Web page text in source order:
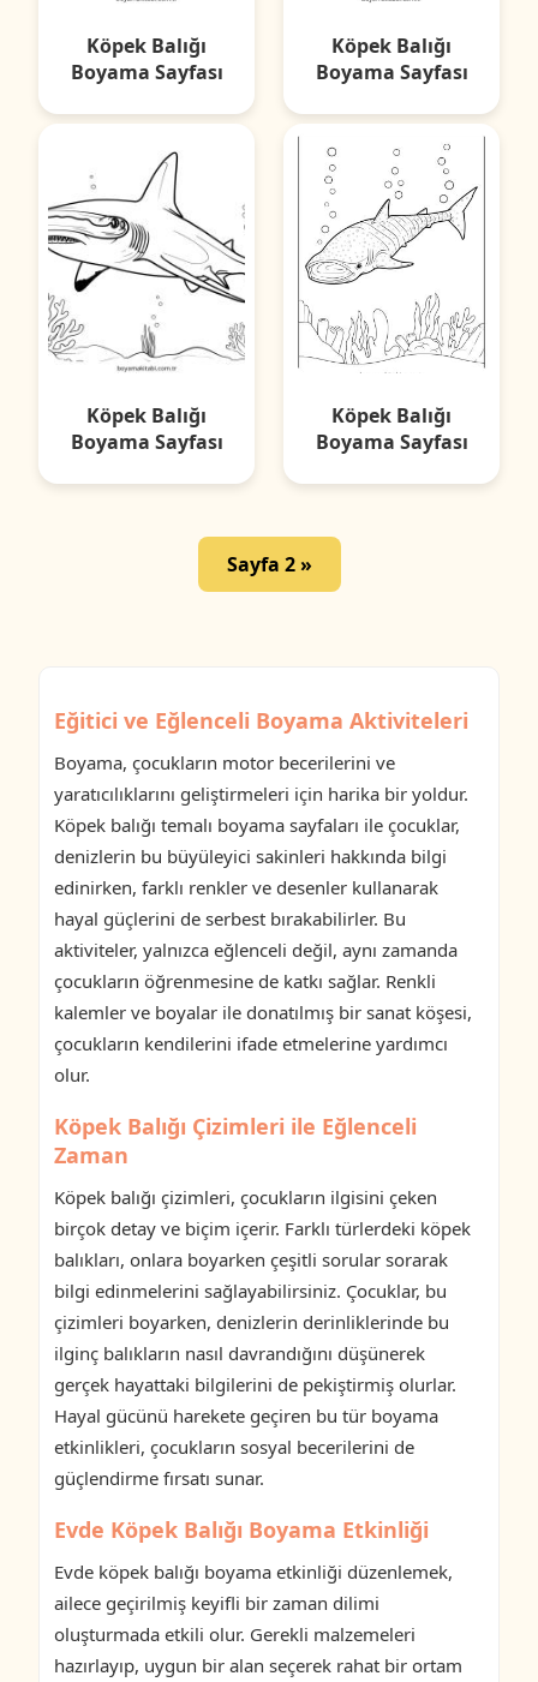
Köpek Balığı
Boyama Sayfası
Köpek Balığı
Boyama Sayfası
Köpek Balığı
Boyama Sayfası
Köpek Balığı
Boyama Sayfası
Sayfa 2 »
Eğitici ve Eğlenceli Boyama Aktiviteleri
Boyama, çocukların motor becerilerini ve
yaratıcılıklarını geliştirmeleri için harika bir yoldur.
Köpek balığı temalı boyama sayfaları ile çocuklar,
denizlerin bu büyüleyici sakinleri hakkında bilgi
edinirken, farklı renkler ve desenler kullanarak
hayal güçlerini de serbest bırakabilirler. Bu
aktiviteler, yalnızca eğlenceli değil, aynı zamanda
çocukların öğrenmesine de katkı sağlar. Renkli
kalemler ve boyalar ile donatılmış bir sanat köşesi,
çocukların kendilerini ifade etmelerine yardımcı
olur.
Köpek Balığı Çizimleri ile Eğlenceli
Zaman
Köpek balığı çizimleri, çocukların ilgisini çeken
birçok detay ve biçim içerir. Farklı türlerdeki köpek
balıkları, onlara boyarken çeşitli sorular sorarak
bilgi edinmelerini sağlayabilirsiniz. Çocuklar, bu
çizimleri boyarken, denizlerin derinliklerinde bu
ilginç balıkların nasıl davrandığını düşünerek
gerçek hayattaki bilgilerini de pekiştirmiş olurlar.
Hayal gücünü harekete geçiren bu tür boyama
etkinlikleri, çocukların sosyal becerilerini de
güçlendirme fırsatı sunar.
Evde Köpek Balığı Boyama Etkinliği
Evde köpek balığı boyama etkinliği düzenlemek,
ailece geçirilmiş keyifli bir zaman dilimi
oluşturmada etkili olur. Gerekli malzemeleri
hazırlayıp, uygun bir alan seçerek rahat bir ortam